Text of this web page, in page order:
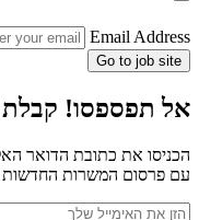
Email Address
Go to job site
אל תפספסו!
הכניסו את כתובת הדואר
עם פרסום המשרות